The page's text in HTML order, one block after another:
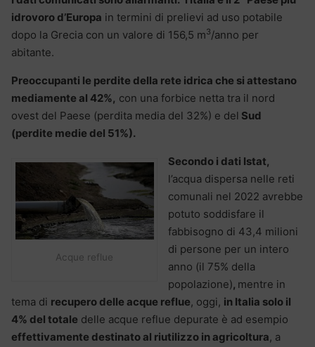
idrovoro d’Europa in termini di prelievi ad uso potabile
dopo la Grecia con un valore di 156,5 m3/anno per
abitante.
Preoccupanti le perdite della rete idrica che si attestano
mediamente al 42%, con una forbice netta tra il nord
ovest del Paese (perdita media del 32%) e del Sud
(perdite medie del 51%).
Acque reflue
Secondo i dati Istat,
l’acqua dispersa nelle reti
comunali nel 2022 avrebbe
potuto soddisfare il
fabbisogno di 43,4 milioni
di persone per un intero
anno (il 75% della
popolazione), mentre in
tema di recupero delle acque reflue, oggi, in Italia solo il
4% del totale delle acque reflue depurate è ad esempio
effettivamente destinato al riutilizzo in agricoltura, a